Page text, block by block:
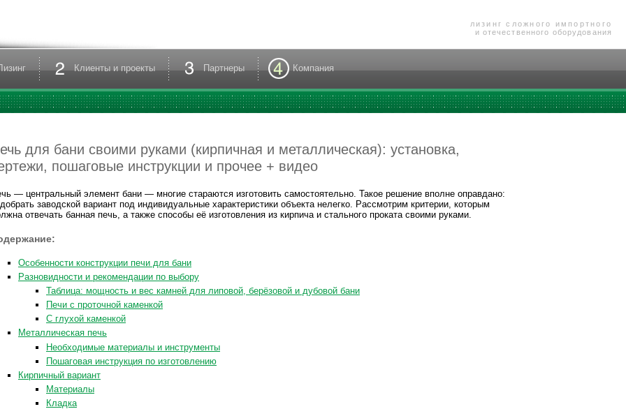
лизинг сложного импортного
и отечественного оборудования
Клиенты и проекты Партнеры Компания
для бани своими руками (кирпичная и металлическая): установка,
пошаговые инструкции и прочее + видео
— центральный элемент бани — многие стараются изготовить самостоятельно. Такое решение вполне оправдано:
заводской вариант под индивидуальные характеристики объекта нелегко. Рассмотрим критерии, которым
отвечать банная печь, а также способы её изготовления из кирпича и стального проката своими руками.
Особенности конструкции печи для бани
Разновидности и рекомендации по выбору
Таблица: мощность и вес камней для липовой, берёзовой и дубовой бани
Печи с проточной каменкой
С глухой каменкой
Металлическая печь
Необходимые материалы и инструменты
Пошаговая инструкция по изготовлению
Кирпичный вариант
Материалы
Кладка